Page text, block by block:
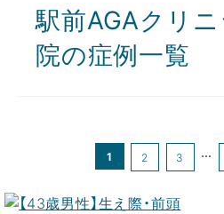
駅前AGAクリ
院の症例一覧
1 2 3 …